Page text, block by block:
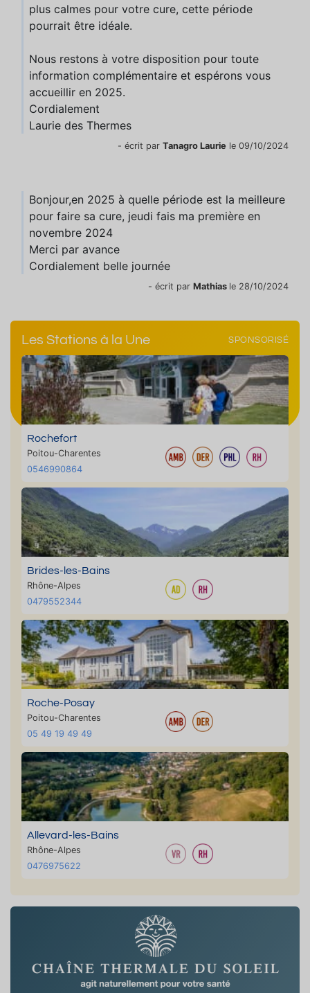
plus calmes pour votre cure, cette période
pourrait être idéale.
Nous restons à votre disposition pour toute
information complémentaire et espérons vous
accueillir en 2025.
Cordialement
Laurie des Thermes
- écrit par Tanagro Laurie le 09/10/2024
Bonjour,en 2025 à quelle période est la meilleure
pour faire sa cure, jeudi fais ma première en
novembre 2024
Merci par avance
Cordialement belle journée
- écrit par Mathias le 28/10/2024
Les Stations à la Une SPONSORISÉ
Rochefort
Poitou-Charentes
0546990864
Brides-les-Bains
Rhône-Alpes
0479552344
Roche-Posay
Poitou-Charentes
05 49 19 49 49
Allevard-les-Bains
Rhône-Alpes
0476975622